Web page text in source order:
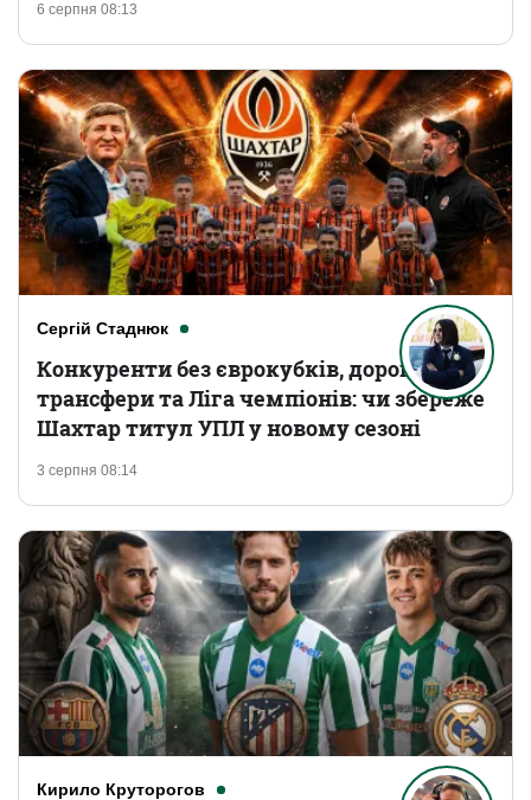
6 серпня 08:13
Сергій Стаднюк
3 серпня 08:14
Конкуренти без єврокубків, дорогі
трансфери та Ліга чемпіонів: чи збереже
Шахтар титул УПЛ у новому сезоні
Кирило Круторогов